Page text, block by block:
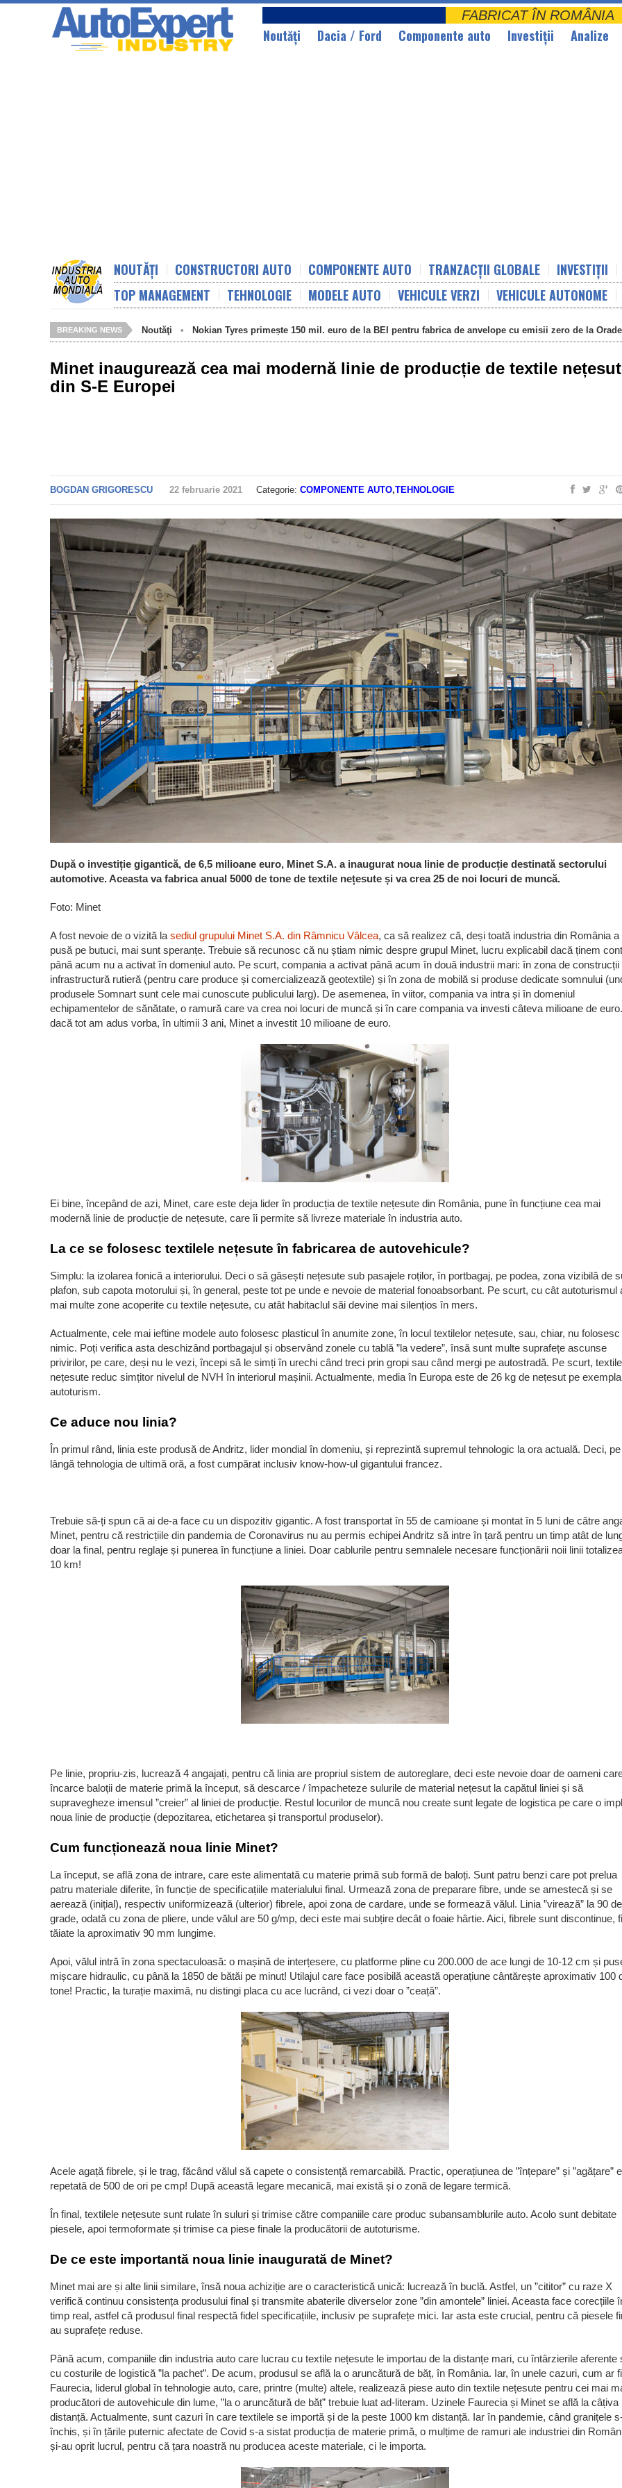
FABRICAT ÎN
Noutăţi Dacia / Ford Componente auto Investiții Analize
NOUTĂȚI CONSTRUCTORI AUTO COMPONENTE AUTO TRANZACȚII GLOBALE INVESTIȚII
TOP MANAGEMENT
TEHNOLOGIE MODELE AUTO VEHICULE VERZI VEHICULE AUTONOME
BREAKING NEWS Noutăţi • Nokian Tyres primește 150 mil. euro de la BEI pentru fabrica de anvelope cu emisii zero de la
Minet inaugurează cea mai modernă linie de producție de textile
din S-E Europei
BOGDAN GRIGORESCU 22 februarie 2021 Categorie: COMPONENTE AUTO,TEHNOLOGIE
După o investiție gigantică, de 6,5 milioane euro, Minet S.A. a inaugurat noua linie de producție destinată sectorului
automotive. Aceasta va fabrica anual 5000 de tone de textile nețesute și va crea 25 de noi locuri de muncă.
Foto: Minet
A fost nevoie de o vizită la sediul grupului Minet S.A. din Râmnicu Vâlcea, ca să realizez că, deși toată industria din România a
pusă pe butuci, mai sunt speranțe. Trebuie să recunosc că nu știam nimic despre grupul Minet, lucru explicabil dacă ținem
până acum nu a activat în domeniul auto. Pe scurt, compania a activat până acum în două industrii mari: în zona de construcții
infrastructură rutieră (pentru care produce și comercializează geotextile) și în zona de mobilă si produse dedicate somnului
produsele Somnart sunt cele mai cunoscute publicului larg). De asemenea, în viitor, compania va intra și în domeniul
echipamentelor de sănătate, o ramură care va crea noi locuri de muncă și în care compania va investi câteva milioane de
dacă tot am adus vorba, în ultimii 3 ani, Minet a investit 10 milioane de euro.
Ei bine, începând de azi, Minet, care este deja lider în producția de textile nețesute din România, pune în funcțiune cea mai
modernă linie de producție de nețesute, care îi permite să livreze materiale în industria auto.
La ce se folosesc textilele nețesute în fabricarea de autovehicule?
Simplu: la izolarea fonică a interiorului. Deci o să găsești nețesute sub pasajele roților, în portbagaj, pe podea, zona vizibilă de
plafon, sub capota motorului și, în general, peste tot pe unde e nevoie de material fonoabsorbant. Pe scurt, cu cât autoturismul
mai multe zone acoperite cu textile nețesute, cu atât habitaclul săi devine mai silențios în mers.
Actualmente, cele mai ieftine modele auto folosesc plasticul în anumite zone, în locul textilelor nețesute, sau, chiar, nu folosesc
nimic. Poți verifica asta deschizând portbagajul și observând zonele cu tablă ”la vedere”, însă sunt multe suprafețe ascunse
privirilor, pe care, deși nu le vezi, începi să le simți în urechi când treci prin gropi sau când mergi pe autostradă. Pe scurt,
nețesute reduc simțitor nivelul de NVH în interiorul mașinii. Actualmente, media în Europa este de 26 kg de nețesut pe
autoturism.
Ce aduce nou linia?
În primul rând, linia este produsă de Andritz, lider mondial în domeniu, și reprezintă supremul tehnologic la ora actuală. Deci, pe
lângă tehnologia de ultimă oră, a fost cumpărat inclusiv know-how-ul gigantului francez.
Trebuie să-ți spun că ai de-a face cu un dispozitiv gigantic. A fost transportat în 55 de camioane și montat în 5 luni de către
Minet, pentru că restricțiile din pandemia de Coronavirus nu au permis echipei Andritz să intre în țară pentru un timp atât de
doar la final, pentru reglaje și punerea în funcțiune a liniei. Doar cablurile pentru semnalele necesare funcționării noii linii
10 km!
Pe linie, propriu-zis, lucrează 4 angajați, pentru că linia are propriul sistem de autoreglare, deci este nevoie doar de oameni
încarce baloții de materie primă la început, să descarce / împacheteze sulurile de material nețesut la capătul liniei și să
supravegheze imensul ”creier” al liniei de producție. Restul locurilor de muncă nou create sunt legate de logistica pe care o
noua linie de producție (depozitarea, etichetarea și transportul produselor).
Cum funcționează noua linie Minet?
La început, se află zona de intrare, care este alimentată cu materie primă sub formă de baloți. Sunt patru benzi care pot prelua
patru materiale diferite, în funcție de specificațiile materialului final. Urmează zona de preparare fibre, unde se amestecă și se
aerează (inițial), respectiv uniformizează (ulterior) fibrele, apoi zona de cardare, unde se formează vălul. Linia ”virează” la 90 de
grade, odată cu zona de pliere, unde vălul are 50 g/mp, deci este mai subțire decât o foaie hârtie. Aici, fibrele sunt discontinue,
tăiate la aproximativ 90 mm lungime.
Apoi, vălul intră în zona spectaculoasă: o mașină de interțesere, cu platforme pline cu 200.000 de ace lungi de 10-12 cm și
mișcare hidraulic, cu până la 1850 de bătăi pe minut! Utilajul care face posibilă această operațiune cântărește aproximativ 100
tone! Practic, la turație maximă, nu distingi placa cu ace lucrând, ci vezi doar o ”ceață”.
Acele agață fibrele, și le trag, făcând vălul să capete o consistență remarcabilă. Practic, operațiunea de ”înțepare” și ”agățare”
repetată de 500 de ori pe cmp! După această legare mecanică, mai există și o zonă de legare termică.
În final, textilele nețesute sunt rulate în suluri și trimise către companiile care produc subansamblurile auto. Acolo sunt debitate
piesele, apoi termoformate și trimise ca piese finale la producătorii de autoturisme.
De ce este importantă noua linie inaugurată de Minet?
Minet mai are și alte linii similare, însă noua achiziție are o caracteristică unică: lucrează în buclă. Astfel, un ”cititor” cu raze X
verifică continuu consistența produsului final și transmite abaterile diverselor zone ”din amontele” liniei. Aceasta face corecțiile
timp real, astfel că produsul final respectă fidel specificațiile, inclusiv pe suprafețe mici. Iar asta este crucial, pentru că piesele
au suprafețe reduse.
Până acum, companiile din industria auto care lucrau cu textile nețesute le importau de la distanțe mari, cu întârzierile aferente
cu costurile de logistică ”la pachet”. De acum, produsul se află la o aruncătură de băț, în România. Iar, în unele cazuri, cum ar fi
Faurecia, liderul global în tehnologie auto, care, printre (multe) altele, realizează piese auto din textile nețesute pentru cei mai
producători de autovehicule din lume, ”la o aruncătură de băț” trebuie luat ad-literam. Uzinele Faurecia și Minet se află la câțiva
distanță. Actualmente, sunt cazuri în care textilele se importă și de la peste 1000 km distanță. Iar în pandemie, când granițele
închis, și în țările puternic afectate de Covid s-a sistat producția de materie primă, o mulțime de ramuri ale industriei din
și-au oprit lucrul, pentru că țara noastră nu producea aceste materiale, ci le importa.